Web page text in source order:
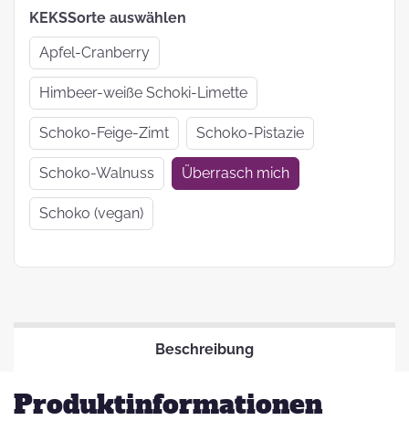
KEKSSorte auswählen
Apfel-Cranberry
Himbeer-weiße Schoki-Limette
Schoko-Feige-Zimt Schoko-Pistazie
Schoko-Walnuss Überrasch mich
Schoko (vegan)
Beschreibung
Produktinformationen